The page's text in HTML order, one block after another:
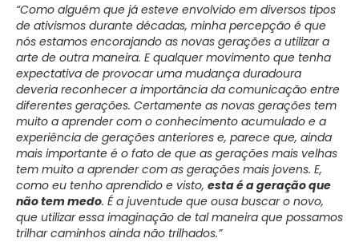
“Como alguém que já esteve envolvido em diversos tipos
de ativismos durante décadas, minha percepção é que
nós estamos encorajando as novas gerações a utilizar a
arte de outra maneira. E qualquer movimento que tenha
expectativa de provocar uma mudança duradoura
deveria reconhecer a importância da comunicação entre
diferentes gerações. Certamente as novas gerações tem
muito a aprender com o conhecimento acumulado e a
experiência de gerações anteriores e, parece que, ainda
mais importante é o fato de que as gerações mais velhas
tem muito a aprender com as gerações mais jovens. E,
como eu tenho aprendido e visto, esta é a geração que
não tem medo. É a juventude que ousa buscar o novo,
que utilizar essa imaginação de tal maneira que possamos
trilhar caminhos ainda não trilhados.”